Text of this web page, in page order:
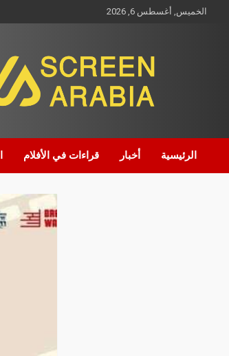
الخميس, أغسطس 6, 2026
Screen Arabia
الرئيسية أخبار قراءات في الأفلام